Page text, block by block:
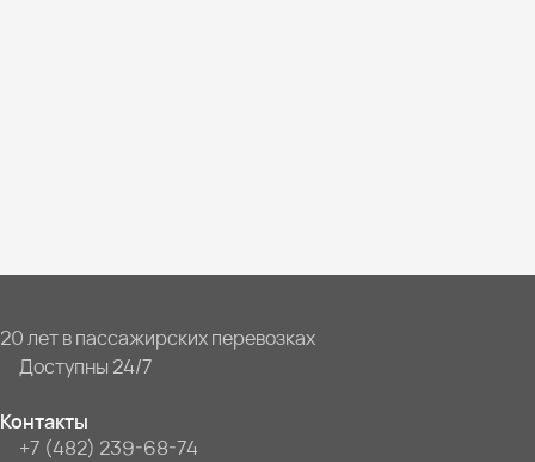
20 лет в пассажирских перевозках
Доступны 24/7
Контакты
+7 (482) 239-68-74